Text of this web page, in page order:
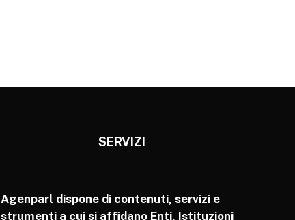
SERVIZI
Agenparl dispone di contenuti, servizi e
strumenti a cui si affidano Enti, Istituzioni